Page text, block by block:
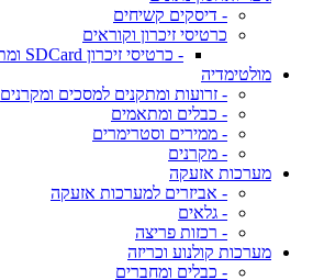
- דיסקים קשיחים
כרטיסי זיכרון וקוראים
- כרטיסי זיכרון SDCard ומתאמים
מולטימדיה
- זרועות ומתקנים למסכים ומקרנים
- כבלים ומתאמים
- ממירים וסטרימרים
- מקרנים
מערכות אזעקה
- אביזרים למערכות אזעקה
- גלאים
- רכזות פריצה
מערכות קולנוע וכריזה
- כבלים ומחברים